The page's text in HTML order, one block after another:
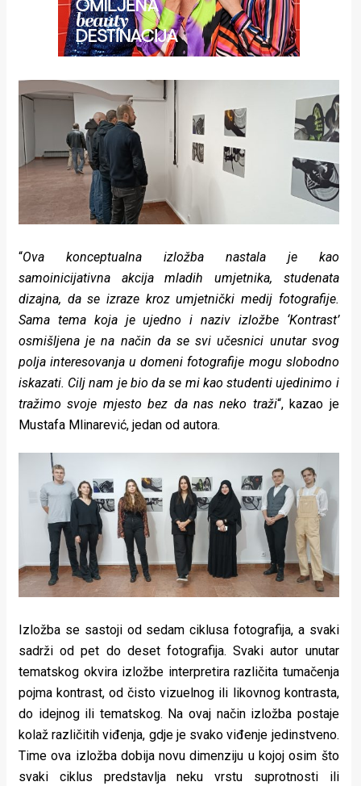
Magazin
“Ova konceptualna izložba nastala je kao
samoinicijativna akcija mladih umjetnika, studenata
dizajna, da se izraze kroz umjetnički medij fotografije.
Sama tema koja je ujedno i naziv izložbe ‘Kontrast’
osmišljena je na način da se svi učesnici unutar svog
polja interesovanja u domeni fotografije mogu slobodno
iskazati. Cilj nam je bio da se mi kao studenti ujedinimo i
tražimo svoje mjesto bez da nas neko traži“, kazao je
Mustafa Mlinarević, jedan od autora.
Izložba se sastoji od sedam ciklusa fotografija, a svaki
sadrži od pet do deset fotografija. Svaki autor unutar
tematskog okvira izložbe interpretira različita tumačenja
pojma kontrast, od čisto vizuelnog ili likovnog kontrasta,
do idejnog ili tematskog. Na ovaj način izložba postaje
kolaž različitih viđenja, gdje je svako viđenje jedinstveno.
Time ova izložba dobija novu dimenziju u kojoj osim što
svaki ciklus predstavlja neku vrstu suprotnosti ili